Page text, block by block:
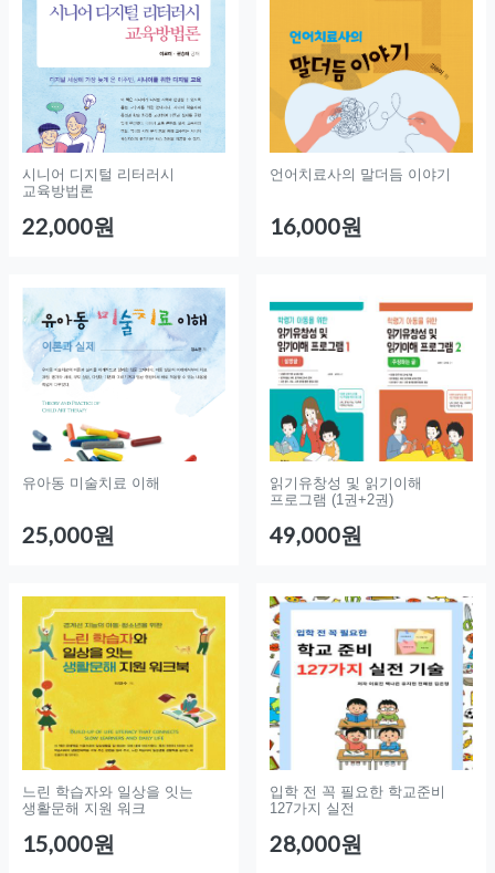
시니어 디지털 리터러시
교육방법론
22,000원
언어치료사의 말더듬 이야기
16,000원
유아동 미술치료 이해
25,000원
읽기유창성 및 읽기이해
프로그램 (1권+2권)
49,000원
느린 학습자와 일상을 잇는
생활문해 지원 워크
15,000원
입학 전 꼭 필요한 학교준비
127가지 실전
28,000원